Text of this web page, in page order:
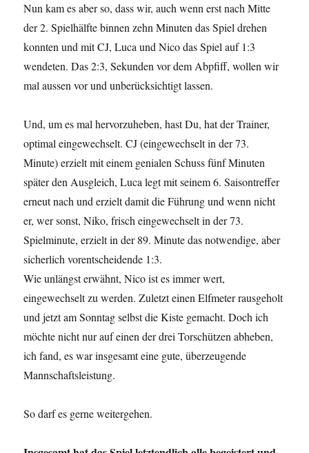
Nun kam es aber so, dass wir, auch wenn erst nach Mitte
der 2. Spielhälfte binnen zehn Minuten das Spiel drehen
konnten und mit CJ, Luca und Nico das Spiel auf 1:3
wendeten. Das 2:3, Sekunden vor dem Abpfiff, wollen wir
mal aussen vor und unberücksichtigt lassen.
Und, um es mal hervorzuheben, hast Du, hat der Trainer,
optimal eingewechselt. CJ (eingewechselt in der 73.
Minute) erzielt mit einem genialen Schuss fünf Minuten
später den Ausgleich, Luca legt mit seinem 6. Saisontreffer
erneut nach und erzielt damit die Führung und wenn nicht
er, wer sonst, Niko, frisch eingewechselt in der 73.
Spielminute, erzielt in der 89. Minute das notwendige, aber
sicherlich vorentscheidende 1:3.
Wie unlängst erwähnt, Nico ist es immer wert,
eingewechselt zu werden. Zuletzt einen Elfmeter rausgeholt
und jetzt am Sonntag selbst die Kiste gemacht. Doch ich
möchte nicht nur auf einen der drei Torschützen abheben,
ich fand, es war insgesamt eine gute, überzeugende
Mannschaftsleistung.
So darf es gerne weitergehen.